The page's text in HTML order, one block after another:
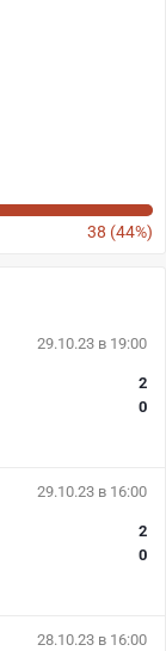
38 (44%)
29.10.23 в 19:00
2
0
29.10.23 в 16:00
2
0
28.10.23 в 16:00